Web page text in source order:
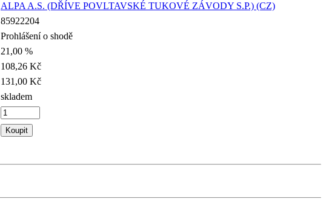
ALPA A.S. (DŘÍVE POVLTAVSKÉ TUKOVÉ ZÁVODY S.P.) (CZ)
85922204
Prohlášení o shodě
21,00 %
108,26 Kč
131,00 Kč
skladem